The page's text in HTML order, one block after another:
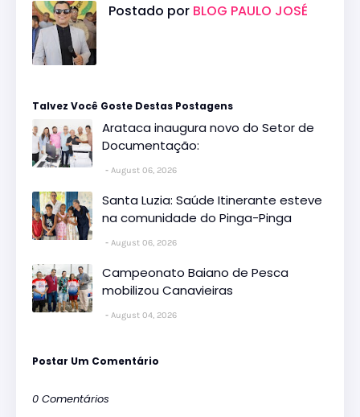
Postado por BLOG PAULO JOSÉ
Talvez Você Goste Destas Postagens
Arataca inaugura novo do Setor de
Documentação:
August 06, 2026
Santa Luzia: Saúde Itinerante esteve
na comunidade do Pinga-Pinga
August 06, 2026
Campeonato Baiano de Pesca
mobilizou Canavieiras
August 04, 2026
Postar Um Comentário
0 Comentários